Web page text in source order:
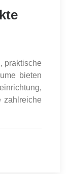
praktische
bieten
zahlreiche